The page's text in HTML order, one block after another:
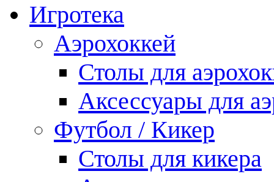
Игротека
Аэрохоккей
Столы для
Аксессуары для
Футбол / Кикер
Столы для кикера